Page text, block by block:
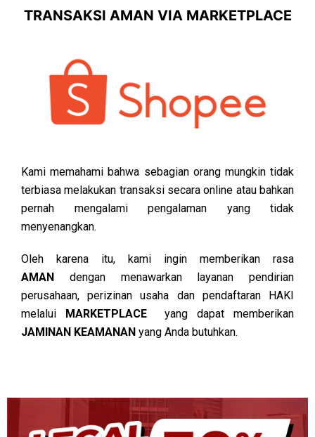
TRANSAKSI AMAN VIA MARKETPLACE
Kami memahami bahwa sebagian orang mungkin tidak
terbiasa melakukan transaksi secara online atau bahkan
pernah mengalami pengalaman yang tidak
menyenangkan.
Oleh karena itu, kami ingin memberikan rasa
AMAN dengan menawarkan layanan pendirian
perusahaan, perizinan usaha dan pendaftaran HAKI
melalui MARKETPLACEyang dapat memberikan
JAMINAN KEAMANAN yang Anda butuhkan.